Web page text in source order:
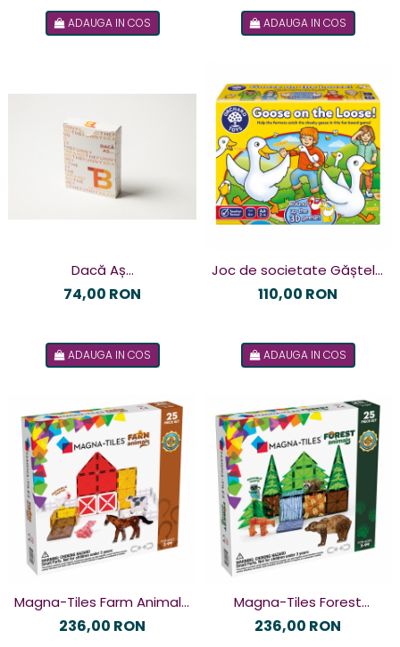
ADAUGA IN COS ADAUGA IN COS
Dacă Aș…
74,00 RON
ADAUGA IN COS
Joc de societate Găștele
în Libertate GOOSE ON THE
110,00 RON
ADAUGA IN COS
Magna-Tiles Farm Animals,
set magnetic
236,00 RON
Magna-Tiles Forest
Animals, set magnetic
236,00 RON